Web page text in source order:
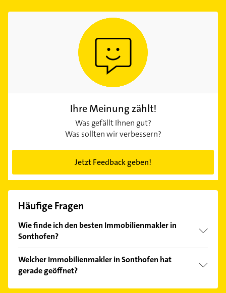
Ihre Meinung zählt!
Was gefällt Ihnen gut?
Was sollten wir verbessern?
Jetzt Feedback geben!
Häufige Fragen
Wie finde ich den besten Immobilienmakler in
Sonthofen?
Kundenmeinungen und profitieren Sie von den
Empfehlungen. Die Suchergebnisse können Sie sich
einfach nachBewertungensortiert anzeigen lassen.
Welcher Immobilienmakler in Sonthofen hat
gerade geöffnet?
Im Anbieter-Bereich finden Sie alleÖffnungszeiten.